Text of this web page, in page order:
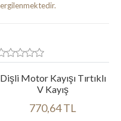
Dişli Motor Kayışı Tırtıklı
V Kayış
770,64 TL